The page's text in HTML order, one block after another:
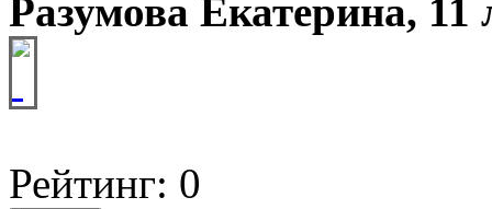
Разумова Екатерина, 11
Рейтинг: 0